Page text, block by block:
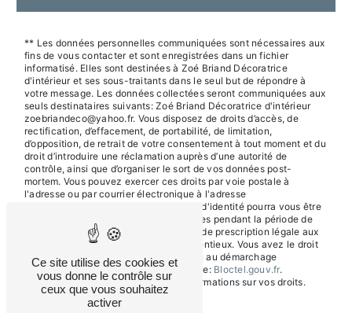
** Les données personnelles communiquées sont nécessaires aux
fins de vous contacter et sont enregistrées dans un fichier
informatisé. Elles sont destinées à Zoé Briand Décoratrice
d'intérieur et ses sous-traitants dans le seul but de répondre à
votre message. Les données collectées seront communiquées aux
seuls destinataires suivants: Zoé Briand Décoratrice d'intérieur
zoebriandeco@yahoo.fr. Vous disposez de droits d’accès, de
rectification, d’effacement, de portabilité, de limitation,
d’opposition, de retrait de votre consentement à tout moment et du
droit d’introduire une réclamation auprès d’une autorité de
contrôle, ainsi que d’organiser le sort de vos données post-
mortem. Vous pouvez exercer ces droits par voie postale à
l'adresse ou par courrier électronique à l'adresse
zoebriandeco@yahoo.fr. Un justificatif d'identité pourra vous être
demandé. Nous conservons vos données pendant la période de
prise de contact puis pendant la durée de prescription légale aux
fins probatoires et de gestion des contentieux. Vous avez le droit
de vous inscrire sur la liste d'opposition au démarchage
téléphonique, disponible à cette adresse: Bloctel.gouv.fr.
Consultez le site cnil.fr pour plus d’informations sur vos droits.
Ce site utilise des cookies et
vous donne le contrôle sur
ceux que vous souhaitez
activer